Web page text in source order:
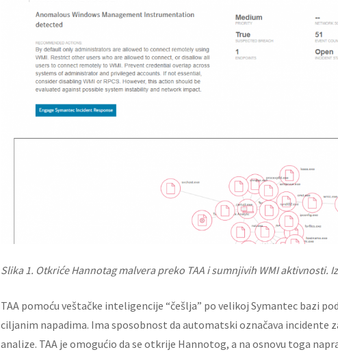
Slika 1. Otkriće Hannotag malvera preko TAA i sumnjivih WMI aktivnosti.
TAA pomoću veštačke inteligencije “češlja” po velikoj Symantec bazi
ciljanim napadima. Ima sposobnost da automatski označava incidente
analize. TAA je omogućio da se otkrije Hannotog, a na osnovu toga